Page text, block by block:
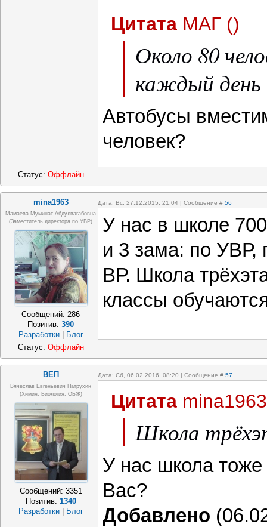
Цитата МАГ ()
Около 80
каждый день
Автобусы
человек?
Статус: Оффлайн
mina1963 Дата: Вс, 27.12.2015, 21:04 | Сообщение # 56
Мамаева Муминат Абдулвагабовна
(заместитель директора по УВР)
Сообщений: 286
Позитив:390
Разработки | Блог
У нас в школе
и 3 зама: по УВР,
ВР. Школа
классы
Статус: Оффлайн
ВЕП Дата: Сб, 06.02.2016, 08:20 | Сообщение # 57
Вячеслав Евгеньевич Патрухин
(Химия, Биология, ОБЖ)
Сообщений: 3351
Позитив: 1340
Разработки
Блог
Цитата mina1963
Школа
У нас школа
Вас?
Добавлено